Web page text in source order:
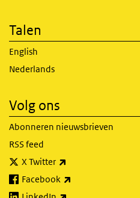
Talen
English
Nederlands
Volg ons
Abonneren nieuwsbrieven
RSS feed
X Twitter
Facebook